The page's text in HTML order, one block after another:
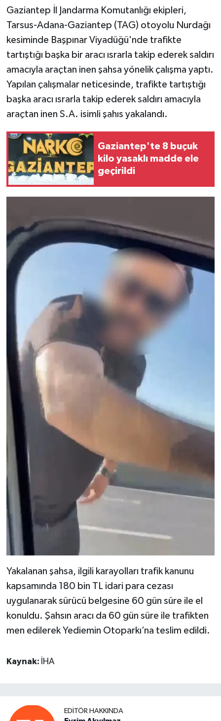
Gaziantep İl Jandarma Komutanlığı ekipleri,
Tarsus-Adana-Gaziantep (TAG) otoyolu Nurdağı
kesiminde Başpınar Viyadüğü'nde trafikte
tartıştığı başka bir aracı ısrarla takip ederek saldırı
amacıyla araçtan inen şahsa yönelik çalışma yaptı.
Yapılan çalışmalar neticesinde, trafikte tartıştığı
başka aracı ısrarla takip ederek saldırı amacıyla
araçtan inen S.A. isimli şahıs yakalandı.
Gaziantep'te 8 buçuk
kilo yasaklı madde ele
geçirildi
Yakalanan şahsa, ilgili karayolları trafik kanunu
kapsamında 180 bin TL idari para cezası
uygulanarak sürücü belgesine 60 gün süre ile el
konuldu. Şahsın aracı da 60 gün süre ile trafikten
men edilerek Yediemin Otoparkı’na teslim edildi.
Kaynak: İHA
EDITÖR HAKKINDA